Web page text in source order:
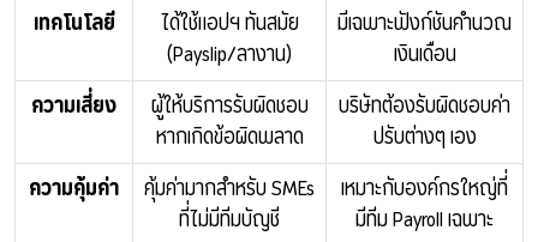
เทคโนโลยี
ได้ใช้แอปฯ ทันสมัย
(Payslip/ลางาน)
มีเฉพาะฟังก์ชันคำนวณ
เงินเดือน
ความเสี่ยง
ผู้ให้บริการรับผิดชอบ
หากเกิดข้อผิดพลาด
บริษัทต้องรับผิดชอบค่า
ปรับต่างๆ เอง
ความคุ้มค่า คุ้มค่ามากสำหรับ SMEs
ที่ไม่มีทีมบัญชี
เหมาะกับองค์กรใหญ่ที่
มีทีม Payroll เฉพาะ